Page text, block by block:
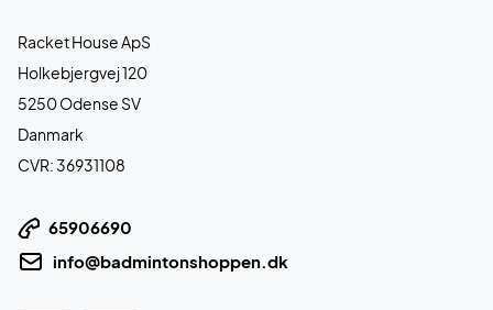
Racket House ApS
Holkebjergvej 120
5250 Odense SV
Danmark
CVR: 36931108
65906690
info@badmintonshoppen.dk